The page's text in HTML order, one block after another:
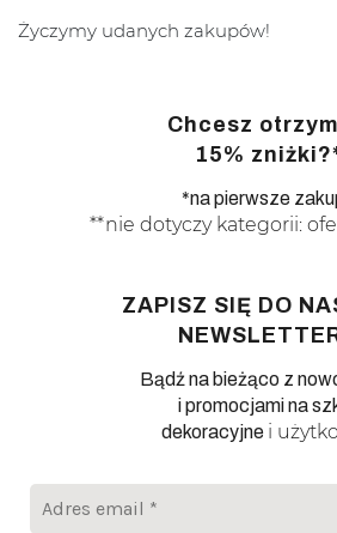
Życzymy udanych zakupów!
Chcesz
15%
*na pierwsze
**nie dotyczy kategorii:
ZAPISZ SIĘ DO
Bądź na bieżąco z
i promocjami na
dekoracyjne i